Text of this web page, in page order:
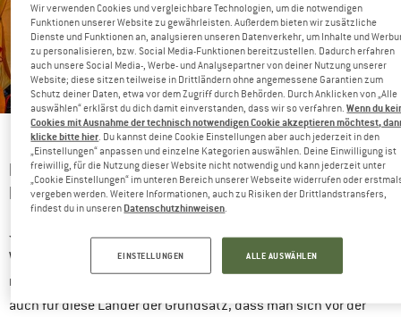
Biwakieren ist oftmals eine Grauzone.
DIE GELOBTEN LÄNDE: HIER IST WILDCAMPEN
ERLAUBT
Ja und hurra, es gibt sie noch: Länder, in denen das
Wildcampen generell erlaubt ist. Doch auch hier ist es, wie es
nun mal immer ist: keine Regel ohne Ausnahme. Darum gilt
auch für diese Länder der Grundsatz, dass man sich vor der
Wir verwenden Cookies und vergleichbare Technologien, um die notwendigen
Funktionen unserer Website zu gewährleisten. Außerdem bieten wir zusätzliche
Dienste und Funktionen an, analysieren unseren Datenverkehr, um Inhalte und
zu personalisieren, bzw. Social Media-Funktionen bereitzustellen. Dadurch erfahren
auch unsere Social Media-, Werbe- und Analysepartner von deiner Nutzung unserer
Website; diese sitzen teilweise in Drittländern ohne angemessene Garantien zum
Schutz deiner Daten, etwa vor dem Zugriff durch Behörden. Durch Anklicken von „Alle
auswählen“ erklärst du dich damit einverstanden, dass wir so verfahren.Wenn du
Cookies mit Ausnahme der technisch notwendigen Cookie akzeptieren möchtest,
klicke bitte hier . Du kannst deine Cookie Einstellungen aber auch jederzeit in den
„Einstellungen“ anpassen und einzelne Kategorien auswählen. Deine Einwilligung ist
freiwillig, für die Nutzung dieser Website nicht notwendig und kann jederzeit unter
„Cookie Einstellungen“ im unteren Bereich unserer Webseite widerrufen oder
vergeben werden. Weitere Informationen, auch zu Risiken der Drittlandstransfers,
findest du in unseren Datenschutzhinweisen
EINSTELLUNGEN ALLE AUSWÄHLEN